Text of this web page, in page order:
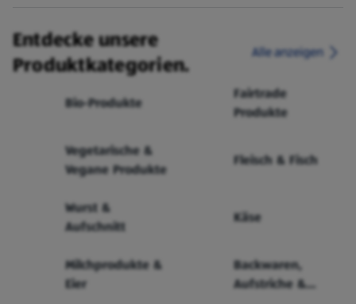
Entdecke unsere
Produktkategorien.
Alle anzeigen
Bio-Produkte
Fairtrade
Produkte
Vegetarische &
Vegane Produkte
Fleisch & Fisch
Wurst &
Aufschnitt
Käse
Milchprodukte &
Eier
Backwaren,
Aufstriche &